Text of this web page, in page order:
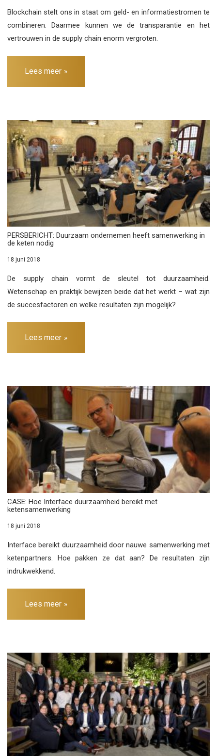
Blockchain stelt ons in staat om geld- en informatiestromen te
combineren. Daarmee kunnen we de transparantie en het
vertrouwen in de supply chain enorm vergroten.
Lees meer
PERSBERICHT: Duurzaam ondernemen heeft samenwerking in
de keten nodig
18 juni 2018
De supply chain vormt de sleutel tot duurzaamheid.
Wetenschap en praktijk bewijzen beide dat het werkt – wat zijn
de succesfactoren en welke resultaten zijn mogelijk?
Lees meer
CASE: Hoe Interface duurzaamheid bereikt met
ketensamenwerking
18 juni 2018
Interface bereikt duurzaamheid door nauwe samenwerking met
ketenpartners. Hoe pakken ze dat aan? De resultaten zijn
indrukwekkend.
Lees meer